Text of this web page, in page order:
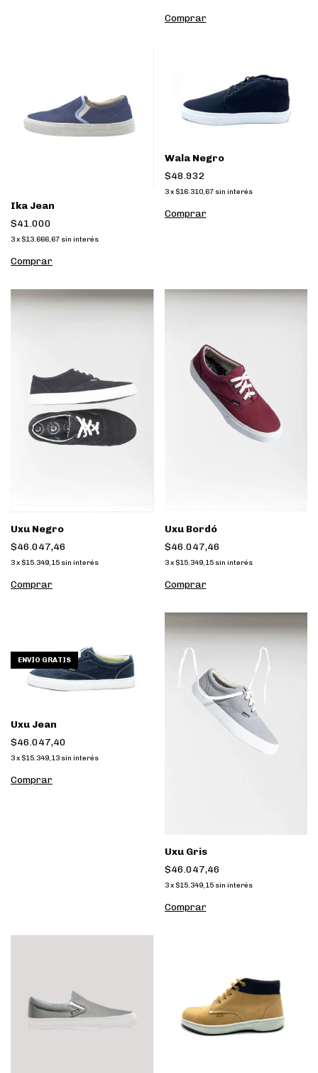
Comprar
Ika Jean
$41.000
3x $13.666,67 sin interés
Comprar
Wala Negro
$48.932
3 x $16.310,67 sin interés
Comprar
Uxu Negro
$46.047,46
3x $15.349,15 sin interés
Comprar
Uxu Bordó
$46.047,46
3 x $15.349,15 sin interés
Comprar
ENVÍO GRATIS
Uxu Jean
$46.047,40
3x $15.349,13 sin interés
Comprar
Uxu Gris
$46.047,46
3 x $15.349,15 sin interés
Comprar